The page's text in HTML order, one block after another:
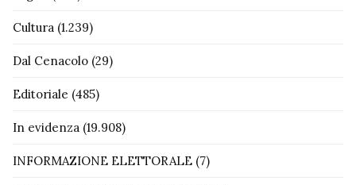
Cultura (1.239)
Dal Cenacolo (29)
Editoriale (485)
In evidenza (19.908)
INFORMAZIONE ELETTORALE (7)